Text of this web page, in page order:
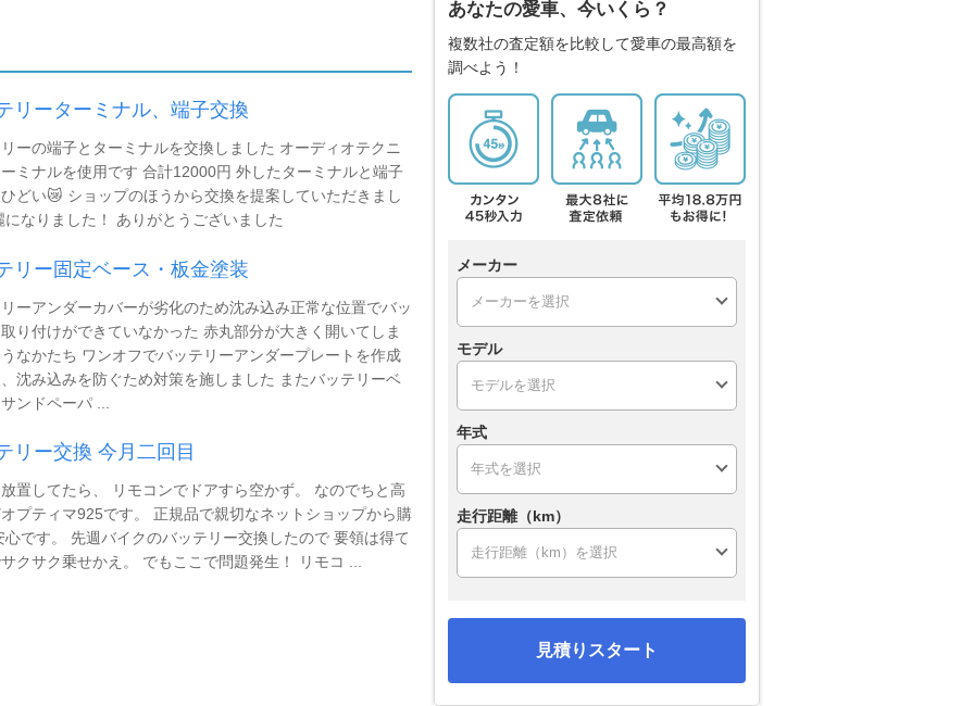
リーターミナル、端子交換
ーの端子とターミナルを交換しました オーディオテクニ
ミナルを使用です 合計12000円 外したターミナルと端子
どい😿 ショップのほうから交換を提案していただきまし
になりました！ ありがとうございました
リー固定ベース・板金塗装
ーアンダーカバーが劣化のため沈み込み正常な位置でバッ
り付けができていなかった 赤丸部分が大きく開いてしま
なかたち ワンオフでバッテリーアンダープレートを作成
沈み込みを防ぐため対策を施しました またバッテリーベ
ンドペーパ ...
リー交換 今月二回目
置してたら、 リモコンでドアすら空かず。 なのでちと高
プティマ925です。 正規品で親切なネットショップから購
心です。 先週バイクのバッテリー交換したので 要領は得て
クサク乗せかえ。 でもここで問題発生！ リモコ ...
あなたの愛車、今いくら？
複数社の査定額を比較して愛車の最高額を
調べよう！
メーカー
モデル
年式
走行距離（km）
見積りスタート